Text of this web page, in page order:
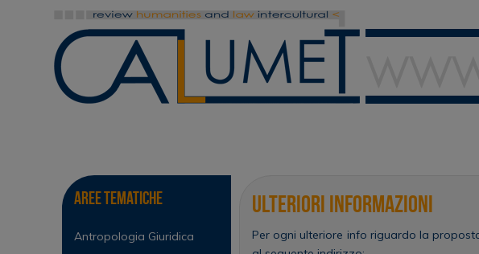
Ulteriori Informazioni
Per ogni ulteriore info riguardo la
Aree tematiche
Antropologia Giuridica